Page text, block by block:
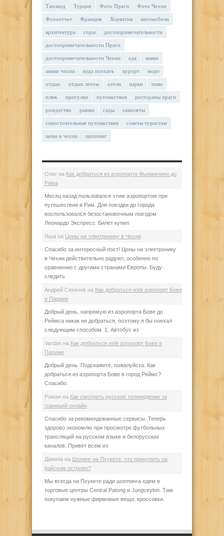
Таиланд Турция Фото Праги Фото Чехии
Фотоотчет Франция Хорватия автомобили
архитектура горы достопримечательности
достопримечательности Праги
достопримечательности Чехии еда замки
замки чехии куда поехать курорт море
отдых отдых летом отели парки пиво
пляж прогулки путешествия рестораны праги
рождество рынки сады самолеты
самостоятельные путешествия советы туристам
цены в чехии шоппинг
Олег на Как добраться из аэропорта Фьюмичино до
Рима
Месяц назад пользовался этим аэропортом при
путешествии в Рим. Для поездки до города
воспользовался безостановочным поездом
Леонардо Экспресс. Билет купил
Яша на Цены на электронику в Чехии
Спасибо за интересный пост! Цены на электронику
в Чехии действительно радуют, особенно по
сравнению с другими странами Европы. Буду
следить
Андрей Секачев на Как добраться из/в аэропорт Бове
в Париже
Добрый день, напрямую из аэропорта Бове до
Реймса никак не добраться, поэтому я бы поехал
следующим способом. 1. Автобус из
Vardan на Как добраться из/в аэропорт Бове в
Париже
Добрый день. Подскажите, пожалуйста. Как
добраться из аэропорта Бове в город Реймс?
Спасибо.
Роман на Как смотреть русское телевидение за
границей онлайн
Спасибо за рекомендованные сервисы. Теперь
здорово экономлю при просмотре футбольных
трансляций на русском языке и белорусских
каналов. Привет всем из
Данила на Шопинг на Пхукете: что прикупить на
райском острове?
Мы всегда на Пхукете ради шоппинга едем в
торговые центры Central Patong и Jungceylon. Там
покупаем нужные фирмовые вещи, кроссовки.